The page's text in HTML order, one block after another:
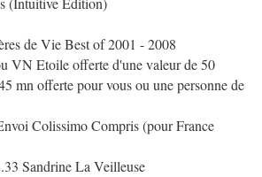
de Vie Best of 2001 - 2008
VN Etoile offerte d'une valeur de 50
mn offerte pour vous ou une personne de
Colissimo Compris (pour France
Sandrine La Veilleuse